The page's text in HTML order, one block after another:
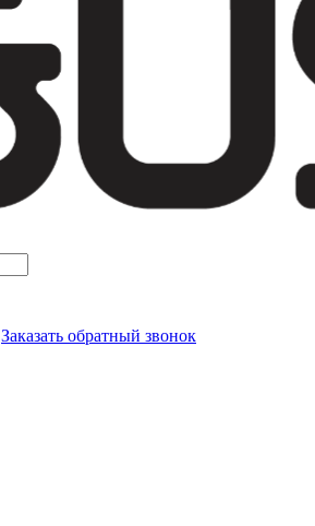
Заказать обратный звонок